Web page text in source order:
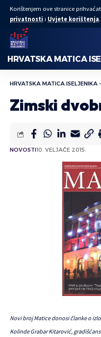
Korištenjem ove stranice
privatnosti i Uvjete korištenja.
HRVATSKA MATICA
HRVATSKA MATICA ISELJENIKA
Zimski
NOVOSTI10. VELJAČE 2015.
Novi broj Matice donosi članke o
Kolinde Grabar Kitarović,